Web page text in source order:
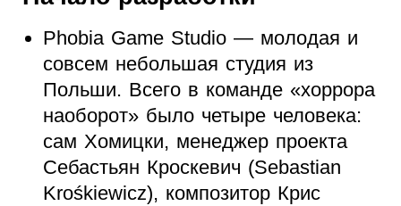
Phobia Game Studio — молодая и
совсем небольшая студия из
Польши. Всего в команде «хоррора
наоборот» было четыре человека:
сам Хомицки, менеджер проекта
Себастьян Кроскевич (Sebastian
Krośkiewicz), композитор Крис